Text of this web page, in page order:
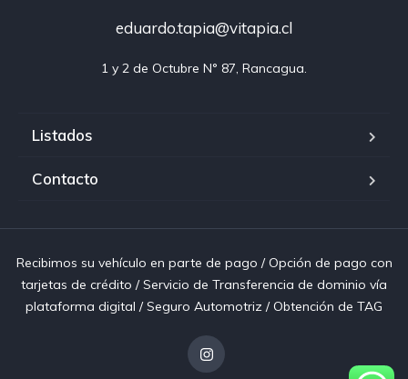
eduardo.tapia@vitapia.cl
1 y 2 de Octubre N° 87, Rancagua.
Listados
Contacto
Recibimos su vehículo en parte de pago / Opción de pago con
tarjetas de crédito / Servicio de Transferencia de dominio vía
plataforma digital / Seguro Automotriz / Obtención de TAG